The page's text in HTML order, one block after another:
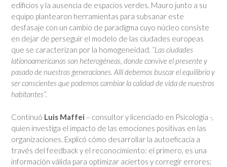
edificios y la ausencia de espacios verdes. Mauro junto a su
equipo plantearon herramientas para subsanar este
desfasaje con un cambio de paradigma cuyo núcleo consiste
en dejar de perseguir el modelo de las ciudades europeas
que se caracterizan por la homogeneidad. “Las ciudades
lationoamericanas son heterogéneas, donde convive el presente y
pasado de nuestras generaciones. Allí debemos buscar el equilibrio y
ser conscientes que podemos cambiar la calidad de vida de nuestros
habitantes”.
Continuó Luis Maffei – consultor y licenciado en Psicología -,
quien investiga el impacto de las emociones positivas en las
organizaciones. Explicó cómo desarrollar la autoeficacia a
través del feedback y el reconocimiento: el primero, es una
información válida para optimizar aciertos y corregir errores;